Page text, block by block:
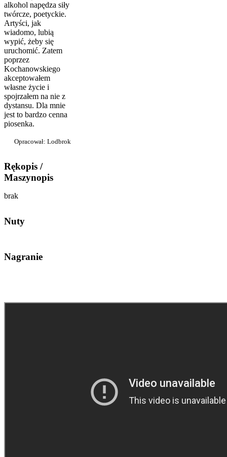
alkohol napędza siły
twórcze, poetyckie.
Artyści, jak
wiadomo, lubią
wypić, żeby się
uruchomić. Zatem
poprzez
Kochanowskiego
akceptowałem
własne życie i
spojrzałem na nie z
dystansu. Dla mnie
jest to bardzo cenna
piosenka.
Opracował: Lodbrok
Rękopis /
Maszynopis
brak
Nuty
Nagranie